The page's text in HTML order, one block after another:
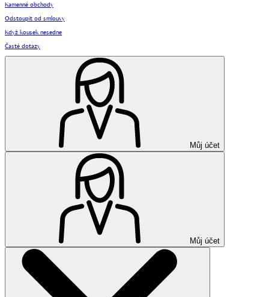
Kamenné obchody
Odstoupit od smlouvy
Když kousek nesedne
Časté dotazy
Můj účet
Můj účet